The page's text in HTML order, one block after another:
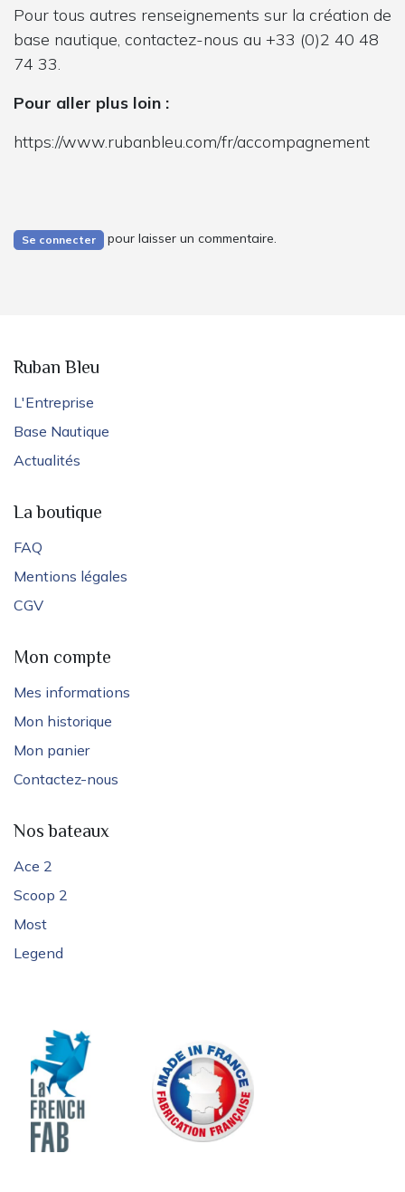
Pour tous autres renseignements sur la création de
base nautique, contactez-nous au +33 (0)2 40 48
74 33.
Pour aller plus loin :
https://www.rubanbleu.com/fr/accompagnement
Se connecter pour laisser un commentaire.
Ruban Bleu
L'Entreprise
Base Nautique
Actualités
La boutique
FAQ
Mentions légales
CGV
Mon compte
Mes informations
Mon historique
Mon panier
Contactez-nous
Nos bateaux
Ace 2
Scoop 2
Most
Legend